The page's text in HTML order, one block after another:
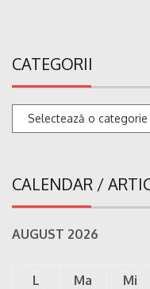
CATEGORII
Categorii
CALENDAR /
AUGUST 2026
L Ma Mi